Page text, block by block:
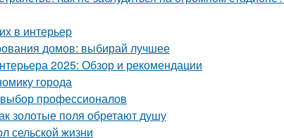
в интерьер
домов: выбирай лучшее
2025: Обзор и рекомендации
города
профессионалов
золотые поля обретают душу
сельской жизни